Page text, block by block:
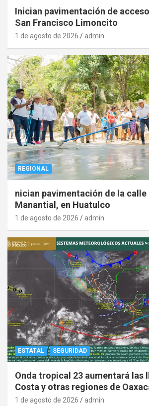
Inician pavimentación de
San Francisco Limoncito
1 de agosto de 2026 admin
REGIONAL
nician pavimentación de la calle
Manantial, en Huatulco
1 de agosto de 2026 admin
ESTATAL SEGURIDAD
Onda tropical 23 aumentará las
Costa y otras regiones de
1 de agosto de 2026 admin